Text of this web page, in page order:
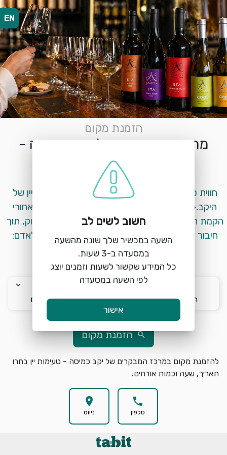
הזמנת מקום
מרכז המבקרים של יקב כמיסה -
טעימות יין
פארק תעשיות רמת דלתון
80₪
ה׳ 6/8
keyboard_arrow_down
13:15
keyboard_arrow_down
2 אורחים
search הזמנת מקום
להזמנת מקום במרכז המבקרים של יקב כמיסה - טעימות יין בחרו
תאריך, שעה וכמות אורחים.
phone
טלפון
location_on
ניווט
EN
חשוב לשים לב
השעה במכשיר שלך שונה מהשעה
כל המידע שקשור לשעות וזמנים יוצג
לפי השעה במסעדה
אישור